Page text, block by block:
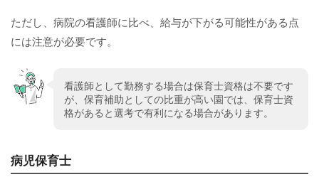
ただし、病院の看護師に比べ、給与が下がる可能性がある点
には注意が必要です。
看護師として勤務する場合は保育士資格は不要です
が、保育補助としての比重が高い園では、保育士資
格があると選考で有利になる場合があります。
病児保育士